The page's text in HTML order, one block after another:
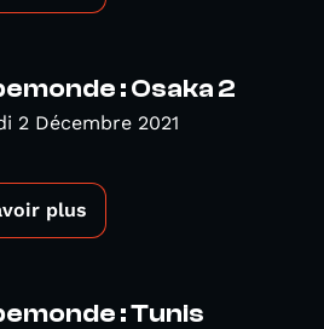
: Osaka 2
2 Décembre 2021
plus
: Tunis